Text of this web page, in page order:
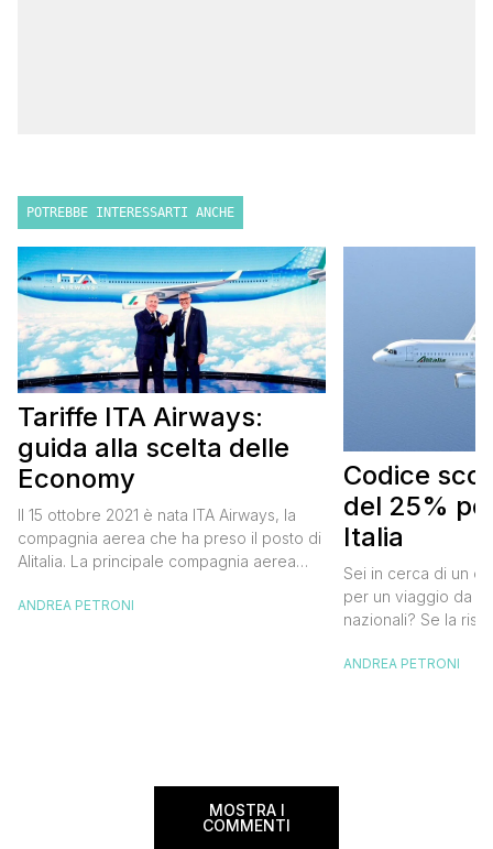
POTREBBE INTERESSARTI ANCHE
Tariffe ITA Airways:
guida alla scelta delle
Economy
Il 15 ottobre 2021 è nata ITA Airways, la
compagnia aerea che ha preso il posto di
Alitalia. La principale compagnia aerea
tariffe Alitalia e strizza l’occhio anche ai
ANDREA PETRONI
Codice
del 25%
Italia
Sei in cerca di un
per un viaggio da
nazionali? Se la
Alitalia per l’Italia.
ANDREA PETRONI
MOSTRA I
COMMENTI